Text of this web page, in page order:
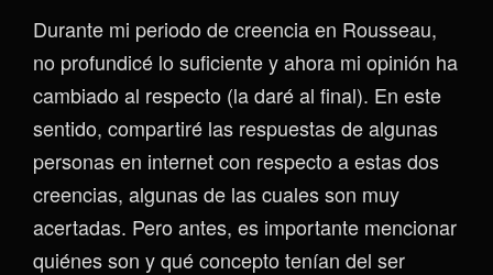
Durante mi periodo de creencia en Rousseau,
no profundicé lo suficiente y ahora mi opinión ha
cambiado al respecto (la daré al final). En este
sentido, compartiré las respuestas de algunas
personas en internet con respecto a estas dos
creencias, algunas de las cuales son muy
acertadas. Pero antes, es importante mencionar
quiénes son y qué concepto tenían del ser